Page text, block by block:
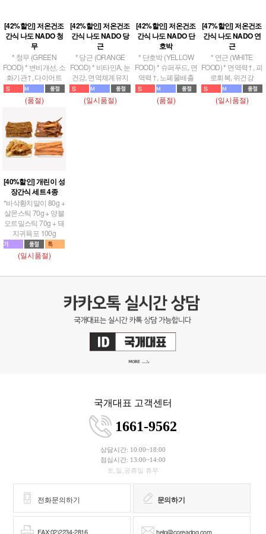
간식 나도 NADO 청
무
* 청무 (GREEN
FOOD) * 변비개선, 소
화기관↑, 다이어트
(품절)
간식 나도 NADO 당
근
* 당근 (ORANGE
FOOD) * 비타민A, 눈
건강, 면역체계유지
(일시품절)
간식 나도 NADO 단
호박
* 단호박 (YELLOW
FOOD) * 슈퍼푸드, 면
역력↑, 노폐물배출
(품절)
간식 나도 NADO 연
근
* 연근 (WHITE
FOOD) * 면역력↑, 피
로회복, 위건강
(일시품절)
장간식 세트 4종
*바삭황치말이 80g +
살몬스틱 70g + 양블
오트밀스틱 70g + 돼
지귀육포 100g
(일시품절)
국개대표 고객센터
1661-9562
점심시간: 13:00~14:00
토,일,공휴일 휴무